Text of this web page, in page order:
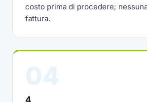
costo prima di procedere;
fattura.
4